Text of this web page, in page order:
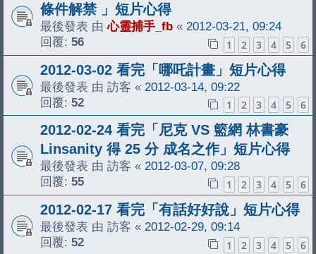
條件解禁 」短片心得
最後發表 由心靈捕手_fb « 2012-03-21, 09:24
回覆: 56 1 2 3 4 5 6
2012-03-02 看完「哪吒計畫」短片心得
最後發表 由 訪客 « 2012-03-14, 09:22
回覆: 52 1 2 3 4 5 6
2012-02-24 看完「尼克 VS 籃網 林書豪
Linsanity 得 25 分 成名之作」短片心得
最後發表 由 訪客 « 2012-03-07, 09:28
回覆: 55 1 2 3 4 5 6
2012-02-17 看完「有話好好說」短片心得
最後發表 由 訪客 « 2012-02-29, 09:14
回覆: 52 1 2 3 4 5 6